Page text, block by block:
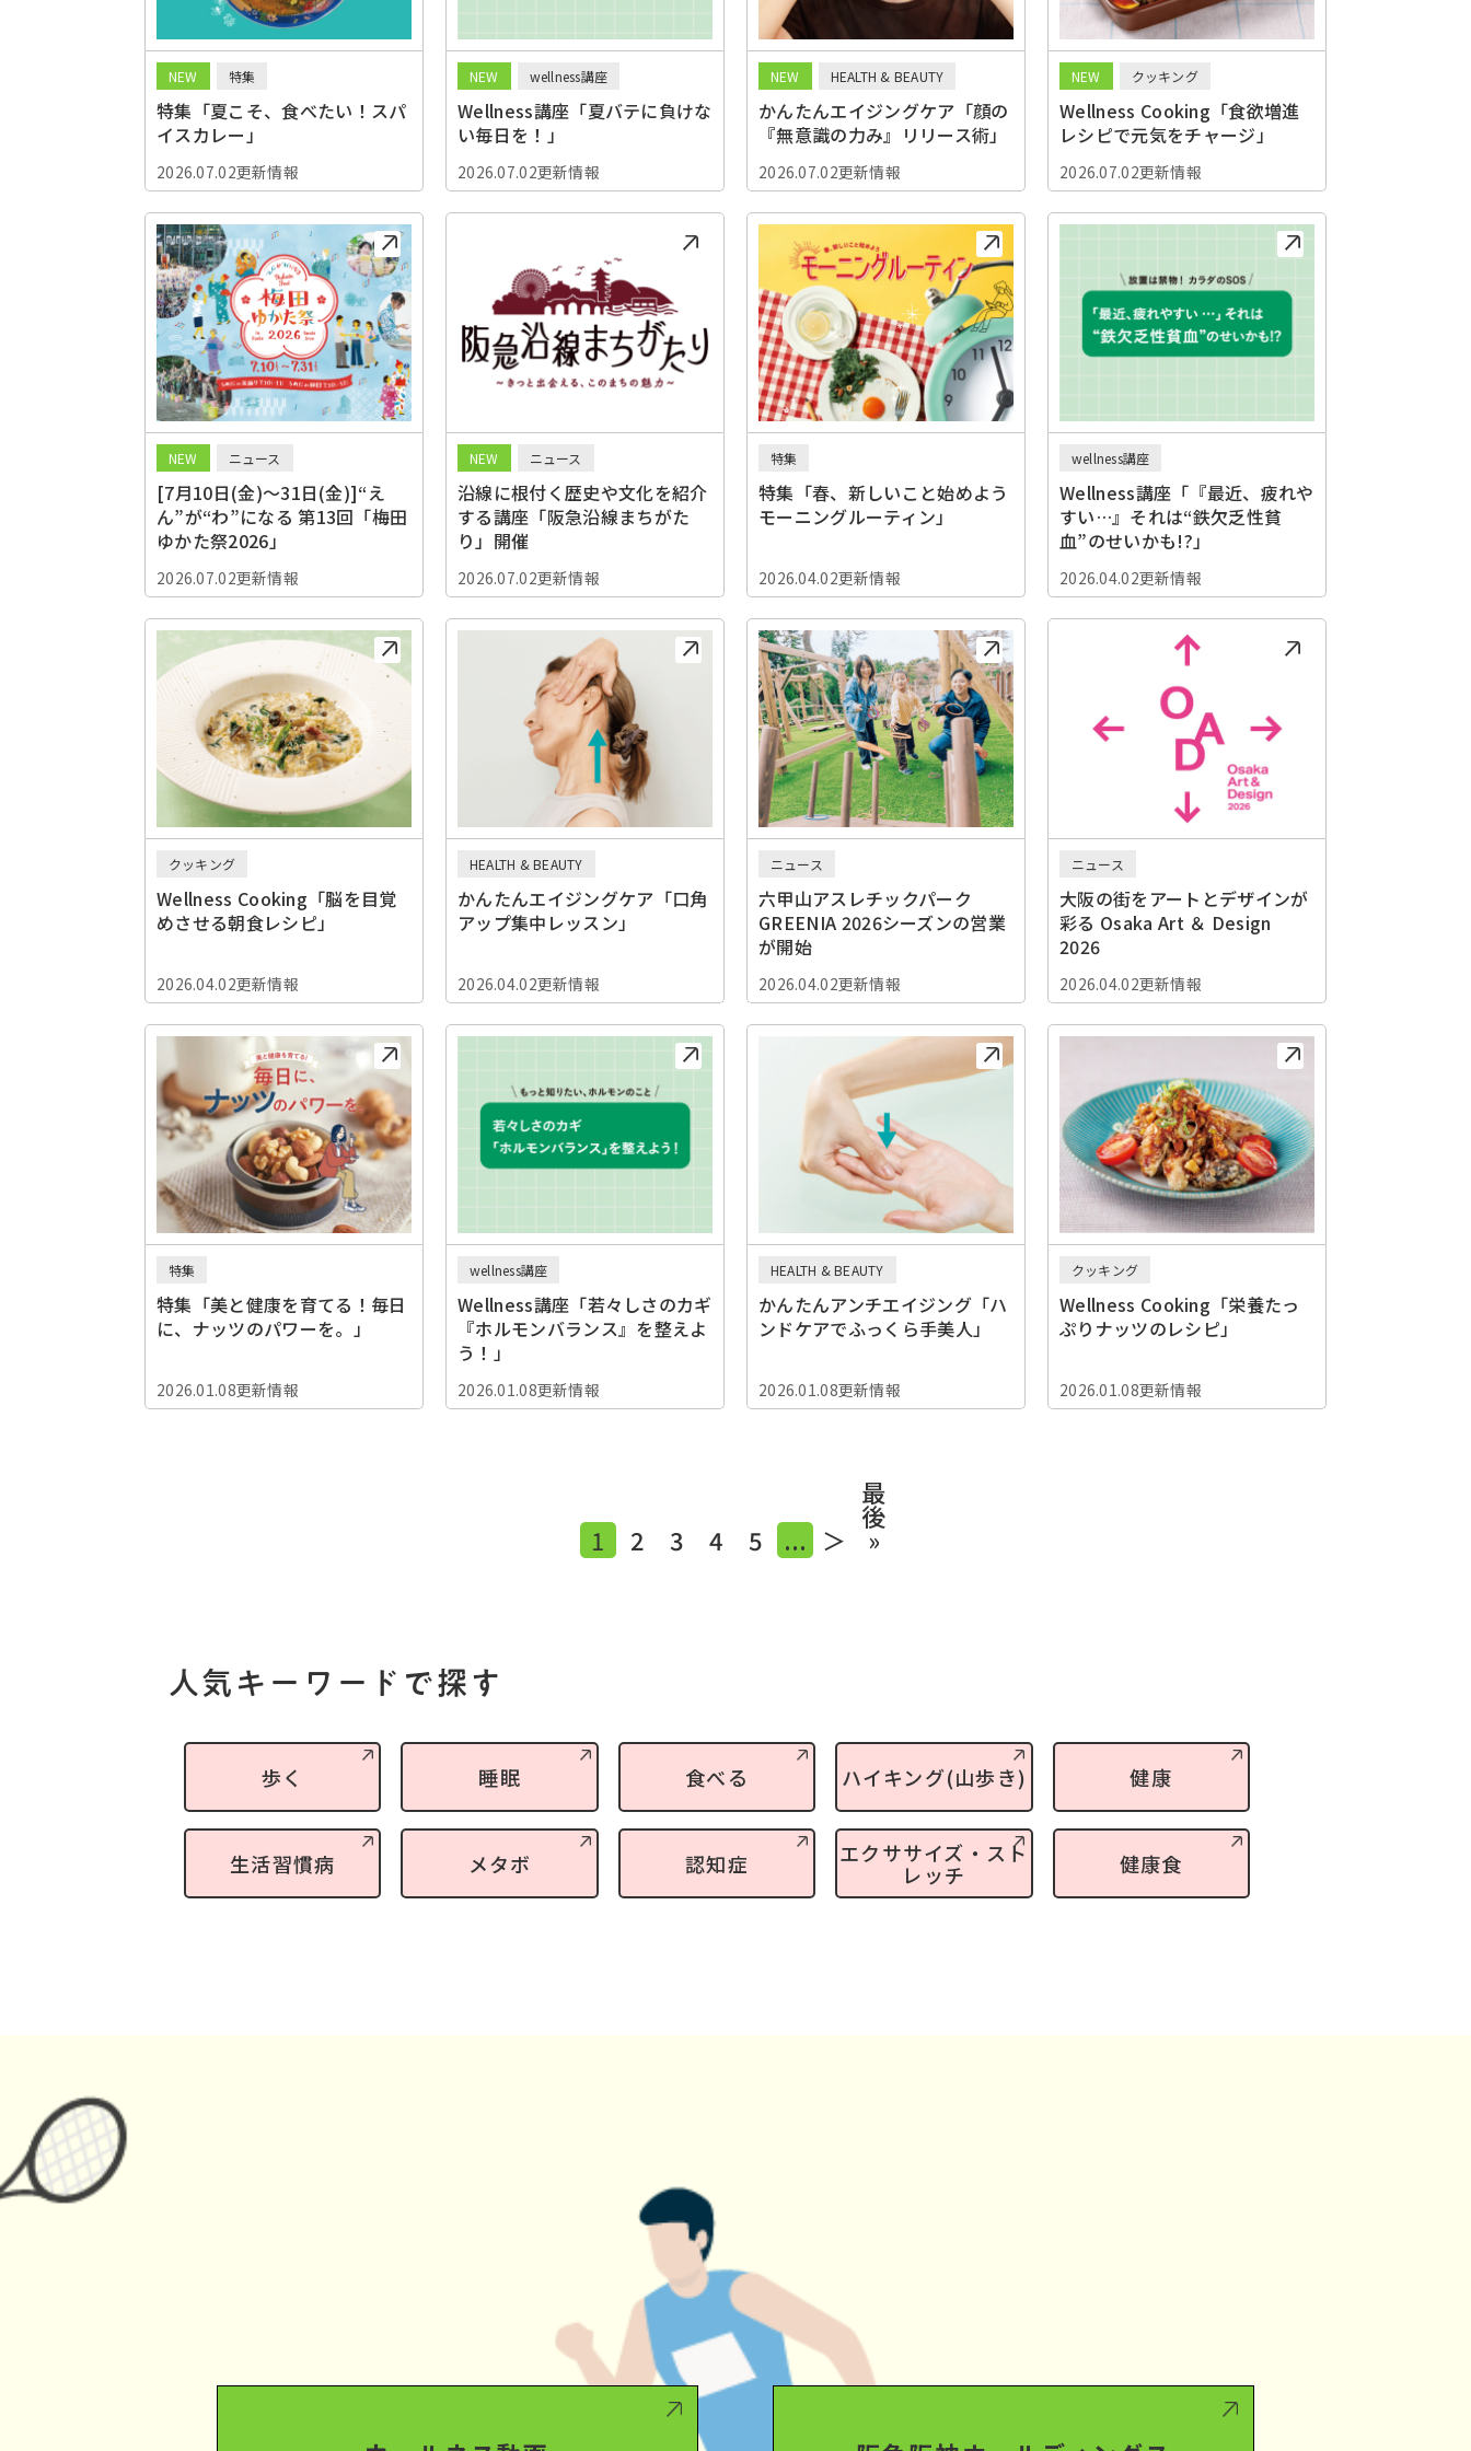
NEW 特集
特集「夏こそ、食べたい！スパ
イスカレー」
2026.07.02更新情報
NEW wellness講座
Wellness講座「夏バテに負けな
い毎日を！」
2026.07.02更新情報
NEW HEALTH & BEAUTY
かんたんエイジングケア「顔の
『無意識の力み』リリース術」
2026.07.02更新情報
NEW クッキング
Wellness Cooking「食欲増進
レシピで元気をチャージ」
2026.07.02更新情報
NEW ニュース
[7月10日(金)〜31日(金)]“え
ん”が“わ”になる 第13回「梅田
ゆかた祭2026」
2026.07.02更新情報
NEW ニュース
沿線に根付く歴史や文化を紹介
する講座「阪急沿線まちがた
り」開催
2026.07.02更新情報
特集
特集「春、新しいこと始めよう
モーニングルーティン」
2026.04.02更新情報
wellness講座
Wellness講座「『最近、疲れや
すい…』それは“鉄欠乏性貧
血”のせいかも!?」
2026.04.02更新情報
クッキング
Wellness Cooking「脳を目覚
めさせる朝食レシピ」
2026.04.02更新情報
HEALTH & BEAUTY
かんたんエイジングケア「口角
アップ集中レッスン」
2026.04.02更新情報
ニュース
六甲山アスレチックパーク
GREENIA 2026シーズンの営業
が開始
2026.04.02更新情報
ニュース
大阪の街をアートとデザインが
彩る Osaka Art ＆ Design
2026
2026.04.02更新情報
特集
特集「美と健康を育てる！毎日
に、ナッツのパワーを。」
2026.01.08更新情報
wellness講座
Wellness講座「若々しさのカギ
『ホルモンバランス』を整えよ
う！」
2026.01.08更新情報
HEALTH & BEAUTY
かんたんアンチエイジング「ハ
ンドケアでふっくら手美人」
2026.01.08更新情報
クッキング
Wellness Cooking「栄養たっ
ぷりナッツのレシピ」
2026.01.08更新情報
1 2 3 4 5 ... ＞
最
後
»
人気キーワードで探す
歩く 睡眠 食べる ハイキング(山歩き) 健康
生活習慣病 メタボ 認知症 エクササイズ・スト
レッチ 健康食